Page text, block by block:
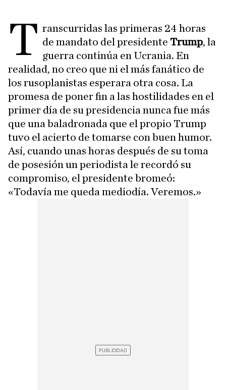
T ranscurridas las primeras 24 horas
de mandato del presidente Trump, la
guerra continúa en Ucrania. En
realidad, no creo que ni el más fanático de
los rusoplanistas esperara otra cosa. La
promesa de poner fin a las hostilidades en el
primer día de su presidencia nunca fue más
que una baladronada que el propio Trump
tuvo el acierto de tomarse con buen humor.
Así, cuando unas horas después de su toma
de posesión un periodista le recordó su
compromiso, el presidente bromeó:
«Todavía me queda mediodía. Veremos.»